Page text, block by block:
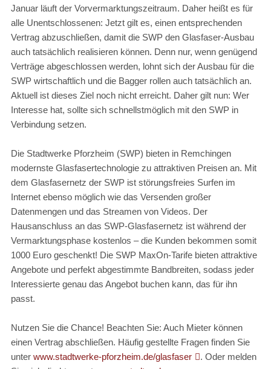
Januar läuft der Vorvermarktungszeitraum. Daher heißt es für
alle Unentschlossenen: Jetzt gilt es, einen entsprechenden
Vertrag abzuschließen, damit die SWP den Glasfaser-Ausbau
auch tatsächlich realisieren können. Denn nur, wenn genügend
Verträge abgeschlossen werden, lohnt sich der Ausbau für die
SWP wirtschaftlich und die Bagger rollen auch tatsächlich an.
Aktuell ist dieses Ziel noch nicht erreicht. Daher gilt nun: Wer
Interesse hat, sollte sich schnellstmöglich mit den SWP in
Verbindung setzen.
Die Stadtwerke Pforzheim (SWP) bieten in Remchingen
modernste Glasfasertechnologie zu attraktiven Preisen an. Mit
dem Glasfasernetz der SWP ist störungsfreies Surfen im
Internet ebenso möglich wie das Versenden großer
Datenmengen und das Streamen von Videos. Der
Hausanschluss an das SWP-Glasfasernetz ist während der
Vermarktungsphase kostenlos – die Kunden bekommen somit
1000 Euro geschenkt! Die SWP MaxOn-Tarife bieten attraktive
Angebote und perfekt abgestimmte Bandbreiten, sodass jeder
Interessierte genau das Angebot buchen kann, das für ihn
passt.
Nutzen Sie die Chance! Beachten Sie: Auch Mieter können
einen Vertrag abschließen. Häufig gestellte Fragen finden Sie
unter www.stadtwerke-pforzheim.de/glasfaser
. Oder melden